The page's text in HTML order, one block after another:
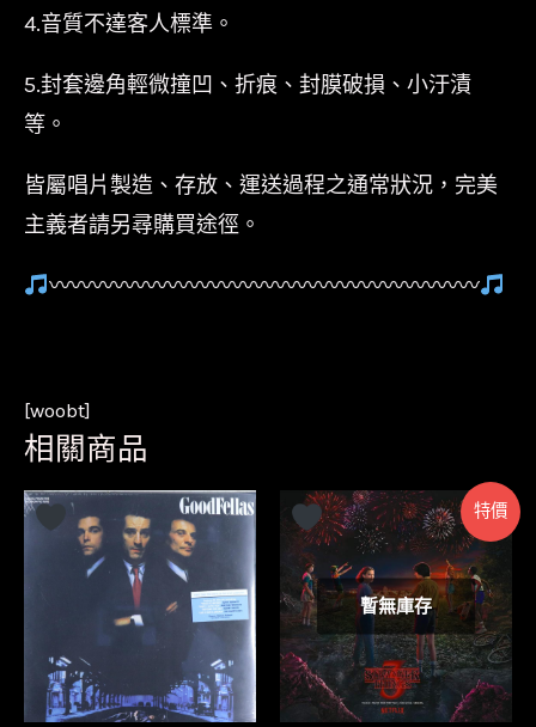
4.音質不達客人標準。
5.封套邊角輕微撞凹、折痕、封膜破損、小汙漬
等。
皆屬唱片製造、存放、運送過程之通常狀況，完美
主義者請另尋購買途徑。
〰〰〰〰〰〰〰〰〰〰〰〰〰〰〰〰〰〰〰〰
[woobt]
相關商品
特價
暫無庫存